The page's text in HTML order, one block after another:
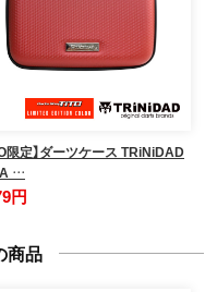
限定】ダーツケース TRiNiDAD
…
円
商品